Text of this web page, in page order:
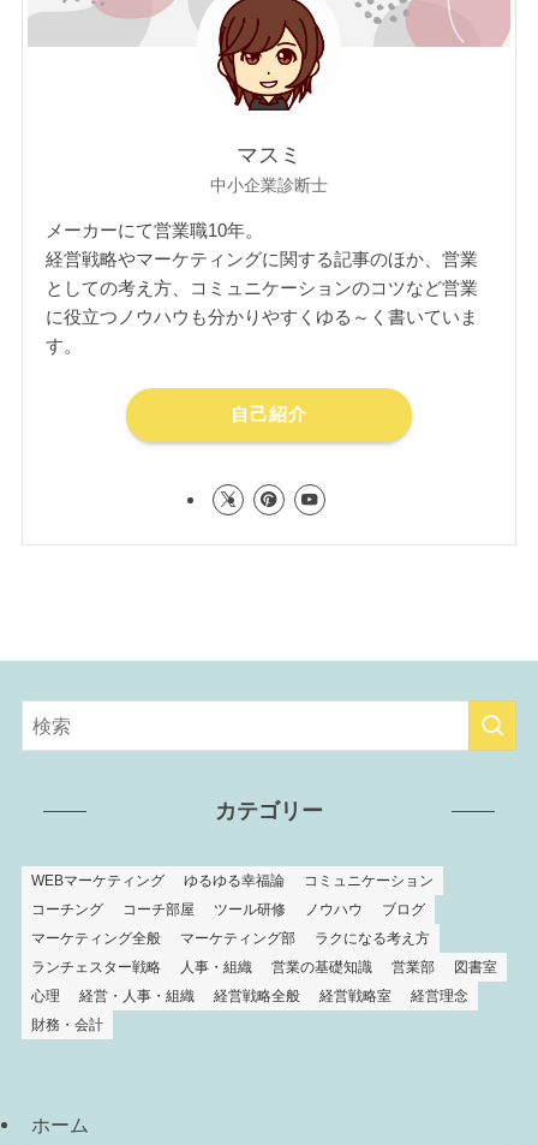
マスミ
中小企業診断士
メーカーにて営業職10年。
経営戦略やマーケティングに関する記事のほか、営業
としての考え方、コミュニケーションのコツなど営業
に役立つノウハウも分かりやすくゆる～く書いていま
す。
自己紹介
カテゴリー
WEBマーケティング ゆるゆる幸福論
コミュニケーション
コーチング
コーチ部屋 ツール研修 ノウハウ
ブログ
マーケティング全般
マーケティング部
ラクになる考え方
ランチェスター戦略
人事・組織 営業の基礎知識 営業部
図書室
心理
経営・人事・組織 経営戦略全般 経営戦略室
経営理念
財務・会計
ホーム